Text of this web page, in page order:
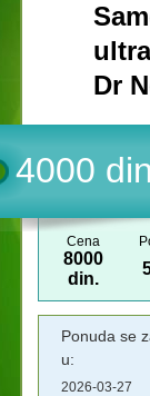
Dr
4000
Cena
8000
din.
Ponuda se
u:
2026-03-27